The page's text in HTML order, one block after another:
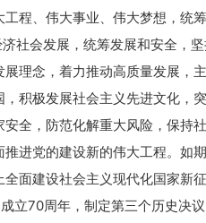
程、伟大事业、伟大梦想，统
社会发展，统筹发展和安全，
理念，着力推动高质量发展，
积极发展社会主义先进文化，
全，防范化解重大风险，保持
进党的建设新的伟大工程。如
面建设社会主义现代化国家新
立70周年，制定第三个历史决